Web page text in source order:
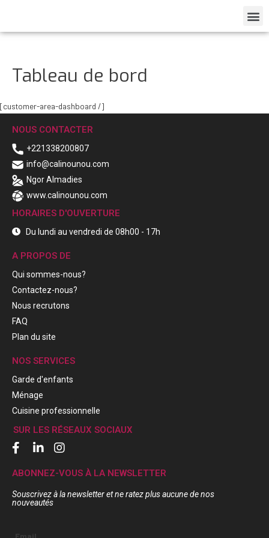
Tableau de bord
[customer-area-dashboard /]
NOUS CONTACTER
+221338200807
info@calinounou.com
Ngor Almadies
www.calinounou.com
HORAIRES D'OUVERTURE
Du lundi au vendredi de 08h00 - 17h
A PROPOS DE
Qui sommes-nous?
Contactez-nous?
Nous recrutons
FAQ
Plan du site
NOS SERVICES
Garde d'enfants
Ménage
Cuisine professionnelle
SUR LES RÉSEAUX SOCIAUX
ABONNEZ-VOUS À LA NEWSLETTER
Souscrivez à la newsletter et ne ratez plus aucune de nos
nouveautés